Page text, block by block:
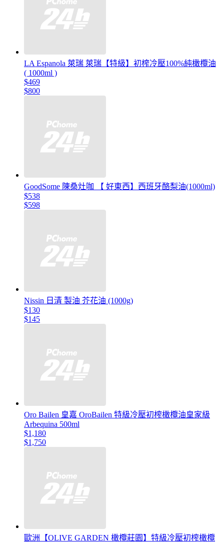
LA Espanola 萊瑞 萊瑞【特級】初榨冷壓100%純橄欖油
( 1000ml )
$469
$800
GoodSome 陳桑灶咖 【 好東西】西班牙酪梨油(1000ml)
$538
$598
Nissin 日清 製油 芥花油 (1000g)
$130
$145
Oro Bailen 皇嘉 OroBailen 特級冷壓初榨橄欖油皇家級
Arbequina 500ml
$1,180
$1,750
歐洲【OLIVE GARDEN 橄欖莊園】特級冷壓初榨橄欖